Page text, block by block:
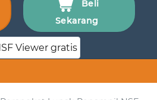
Beli
Sekarang